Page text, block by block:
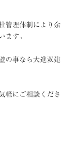
管理体制により余
ます。
の事なら大進双建
軽にご相談くださ